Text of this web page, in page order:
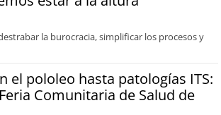
la burocracia, simplificar los procesos y
el pololeo hasta patologías ITS:
Comunitaria de Salud de